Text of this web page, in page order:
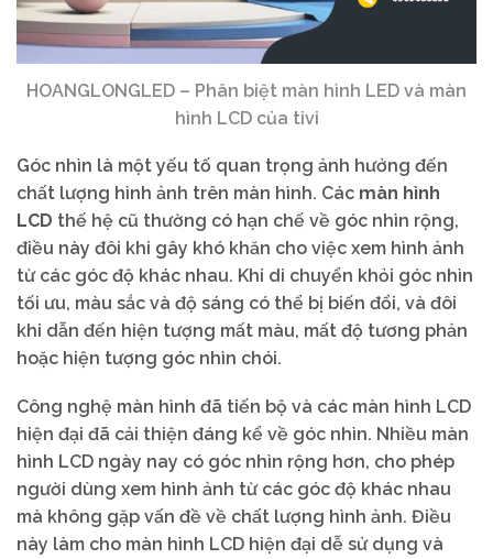
HOANGLONGLED – Phân biệt màn hình LED và màn
hình LCD của tivi
Góc nhìn là một yếu tố quan trọng ảnh hưởng đến
chất lượng hình ảnh trên màn hình. Các màn hình
LCD thế hệ cũ thường có hạn chế về góc nhìn rộng,
điều này đôi khi gây khó khăn cho việc xem hình ảnh
từ các góc độ khác nhau. Khi di chuyển khỏi góc nhìn
tối ưu, màu sắc và độ sáng có thể bị biến đổi, và đôi
khi dẫn đến hiện tượng mất màu, mất độ tương phản
hoặc hiện tượng góc nhìn chói.
Công nghệ màn hình đã tiến bộ và các màn hình LCD
hiện đại đã cải thiện đáng kể về góc nhìn. Nhiều màn
hình LCD ngày nay có góc nhìn rộng hơn, cho phép
người dùng xem hình ảnh từ các góc độ khác nhau
mà không gặp vấn đề về chất lượng hình ảnh. Điều
này làm cho màn hình LCD hiện đại dễ sử dụng và